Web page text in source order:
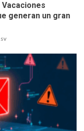
generan un gran